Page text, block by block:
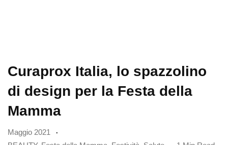
Curaprox Italia, lo spazzolino
di design per la Festa della
Mamma
Maggio 2021